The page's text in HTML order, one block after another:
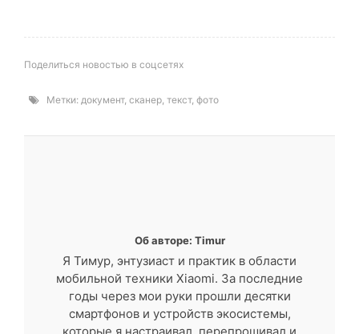
Поделиться новостью в соцсетях
Метки: документ, сканер, текст, фото
Об авторе: Timur
Я Тимур, энтузиаст и практик в области
мобильной техники Xiaomi. За последние
годы через мои руки прошли десятки
смартфонов и устройств экосистемы,